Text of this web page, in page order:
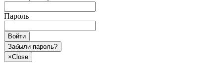
Пароль
Войти
Забыли пароль?
×Close